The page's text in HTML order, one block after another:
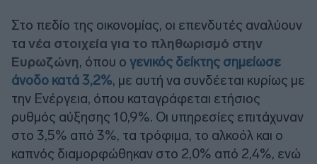
Στο πεδίο της οικονομίας, οι επενδυτές αναλύουν
τα νέα στοιχεία για το πληθωρισμό στην
Ευρωζώνη, όπου ο γενικός δείκτης σημείωσε
άνοδο κατά 3,2%, με αυτή να συνδέεται κυρίως με
την Ενέργεια, όπου καταγράφεται ετήσιος
ρυθμός αύξησης 10,9%. Οι υπηρεσίες επιτάχυναν
στο 3,5% από 3%, τα τρόφιμα, το αλκοόλ και ο
καπνός διαμορφώθηκαν στο 2,0% από 2,4%, ενώ